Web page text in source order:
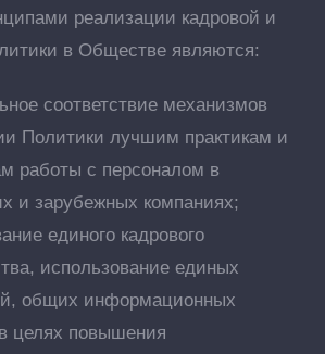
реализации кадровой и
в Обществе являются:
соответствие механизмов
Политики лучшим практикам и
работы с персоналом в
и зарубежных компаниях;
единого кадрового
использование единых
общих информационных
целях повышения